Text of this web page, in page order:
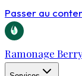
Passer au
Ramonage